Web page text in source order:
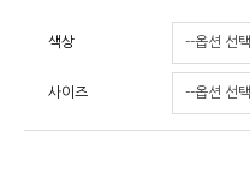
색상
사이즈